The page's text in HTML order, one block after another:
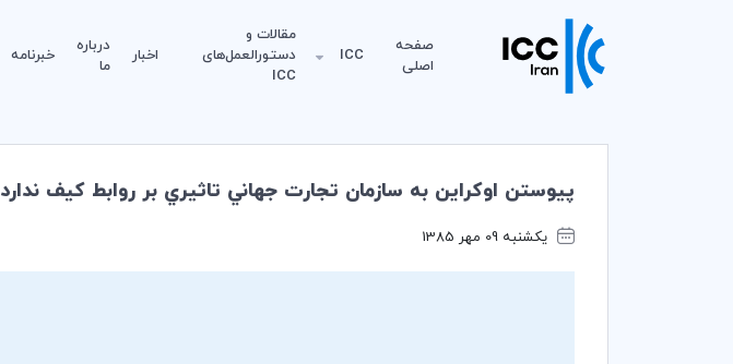
صفحه
اصلی
ICC
مقالات و
دستورالعمل‌های
ICC
اخبار
درباره
ما
خبرنامه
پيوستن اوكراين به سازمان تجارت جهاني تاثيري بر روابط كيف ندارد
یکشنبه 09 مهر 1385